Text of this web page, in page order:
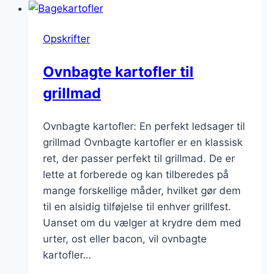
skiver
Opskrifter
Ovnbagte kartofler til
grillmad
Ovnbagte kartofler: En perfekt ledsager til
grillmad Ovnbagte kartofler er en klassisk
ret, der passer perfekt til grillmad. De er
lette at forberede og kan tilberedes på
mange forskellige måder, hvilket gør dem
til en alsidig tilføjelse til enhver grillfest.
Uanset om du vælger at krydre dem med
urter, ost eller bacon, vil ovnbagte
kartofler…